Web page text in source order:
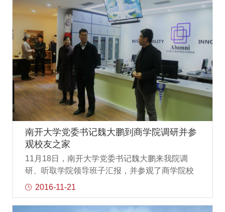
顾、展望两个方向，客观分析了变革带给我们的
机遇及影响。同时，对管理变革的重要性进行了
充分的诠释。200多位商学院校友同仁齐聚深圳，
共同见证了这场精彩的思想盛宴。论坛开阔了大
家的视野，为企业的发展指明了方向，带领大家
一同开启2017年新的征程。张院讲话.jpg论坛开
始南开大学商学院院长张玉利致开幕词周达.jpg南
开大学深圳校友会会长周达致辞王迎军.jpg首先南
开大学商学院王迎军教授应邀为论坛献上了题
为“管理创新：经济发展的另一个动力轮”的精彩演
讲。用实际的案例分析了管理变革的重要性。客
观地指明了技术创新和管理创新是推动经济发展
术创新，而管理创新更可以产生一种难以被模仿
的优势。张玲.jpg第二位主讲嘉宾是智易东方金融
集团副总裁张玲女士，张玲女士透过独特的多方
位视角，依据全球多元化的投资
南开大学党委书记魏大鹏到商学院调研并参
观校友之家
11月18日，南开大学党委书记魏大鹏来我院调
研、听取学院领导班子汇报，并参观了商学院校
友之家。魏大鹏书记在学院领导班子成员的陪同
心、MBA中心、EMBA中心等部门参观调研，并
2016-11-21